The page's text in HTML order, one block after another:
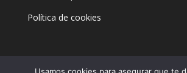
Política de cookies